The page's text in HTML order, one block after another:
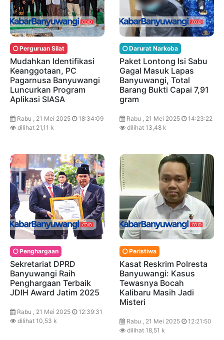
Perguruan Silat
Mudahkan Identifikasi
Keanggotaan, PC
Pagarnusa Banyuwangi
Luncurkan Program
Aplikasi SIASA
Rabu , 21 Mei 2025
18:34:09
dilihat 21,11 k
Darurat Narkoba
Paket Lontong Isi Sabu
Gagal Masuk Lapas
Banyuwangi, Total
Barang Bukti Capai 7,91
gram
Rabu , 21 Mei 2025
14:23:22
dilihat 13,48 k
Penghargaan
Sekretariat DPRD
Banyuwangi Raih
Penghargaan Terbaik
JDIH Award Jatim 2025
Rabu , 21 Mei 2025
12:39:31
dilihat 10,53 k
Peristiwa
Kasat Reskrim Polresta
Banyuwangi: Kasus
Tewasnya Bocah
Kalibaru Masih Jadi
Misteri
Rabu , 21 Mei 2025
12:21:50
dilihat 18,51 k